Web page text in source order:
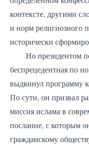
контексте, другими
и норм религиозного
исторически
Но президентом
беспрецедентная по
выдвинул программу
По сути, он призвал
миссия ислама в
послание, с которым
гражданскому